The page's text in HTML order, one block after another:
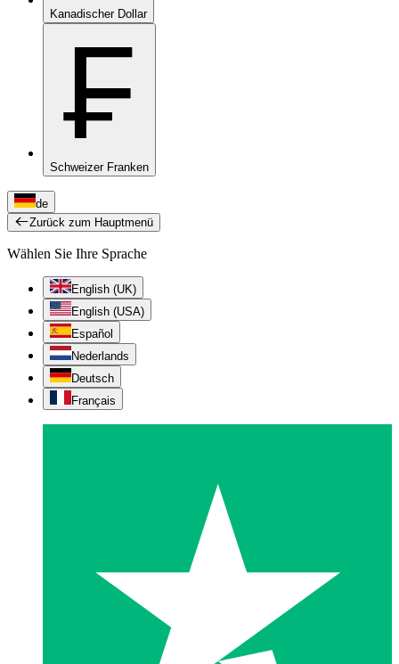
Kanadischer Dollar
₣
Schweizer Franken
de
Zurück zum Hauptmenü
Wählen Sie Ihre Sprache
English (UK)
English (USA)
Español
Nederlands
Deutsch
Français